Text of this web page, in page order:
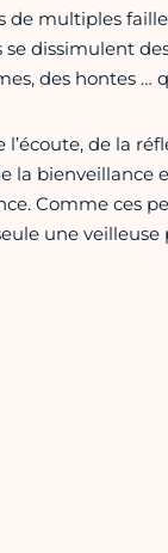
multiples
se dissimulent
des hontes …
de la
la
Comme ces
une